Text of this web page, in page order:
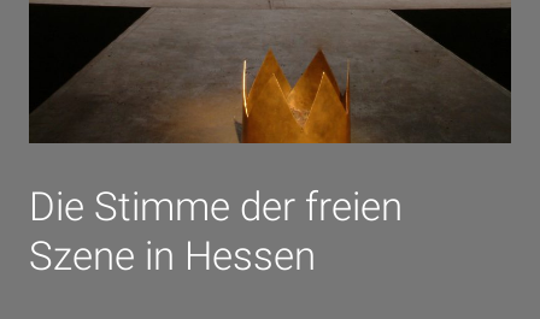
Die Stimme der freien
Szene in Hessen